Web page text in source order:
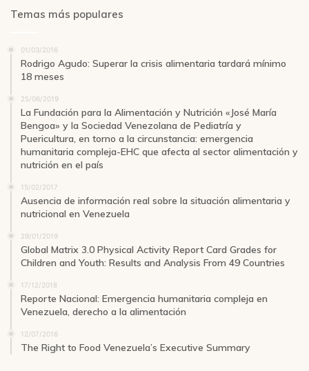
Temas más populares
01/03/2016
Rodrigo Agudo: Superar la crisis alimentaria tardará mínimo
18 meses
25/06/2019
La Fundación para la Alimentación y Nutrición «José María
Bengoa» y la Sociedad Venezolana de Pediatría y
Puericultura, en torno a la circunstancia: emergencia
humanitaria compleja-EHC que afecta al sector alimentación y
nutrición en el país
15/02/2017
Ausencia de información real sobre la situación alimentaria y
nutricional en Venezuela
29/01/2019
Global Matrix 3.0 Physical Activity Report Card Grades for
Children and Youth: Results and Analysis From 49 Countries
17/12/2018
Reporte Nacional: Emergencia humanitaria compleja en
Venezuela, derecho a la alimentación
12/07/2016
The Right to Food Venezuela’s Executive Summary